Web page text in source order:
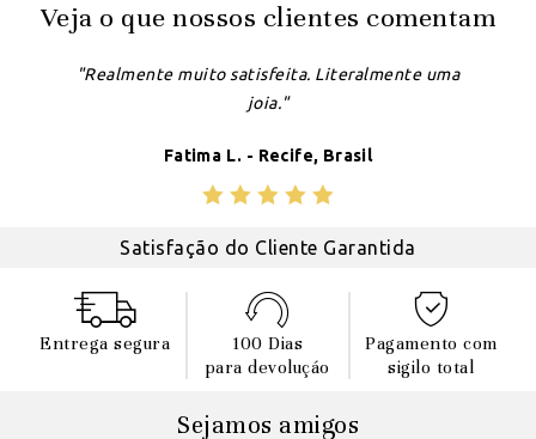
Veja o que nossos clientes comentam
"Realmente muito satisfeita. Literalmente uma
joia."
Fatima L. - Recife, Brasil
Satisfação do Cliente Garantida
Entrega segura
100 Dias
para devoluçáo
Pagamento com
sigilo total
Sejamos amigos